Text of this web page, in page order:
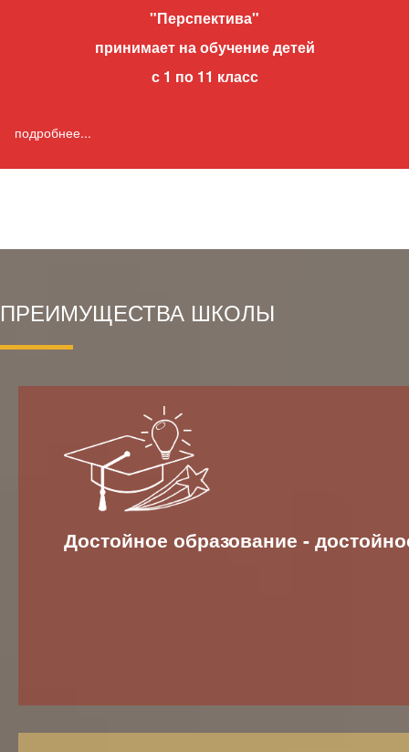
"Перспектива"
принимает на обучение детей
с 1 по 11 класс
подробнее...
ПРЕИМУЩЕСТВА ШКОЛЫ
Достойное образование -